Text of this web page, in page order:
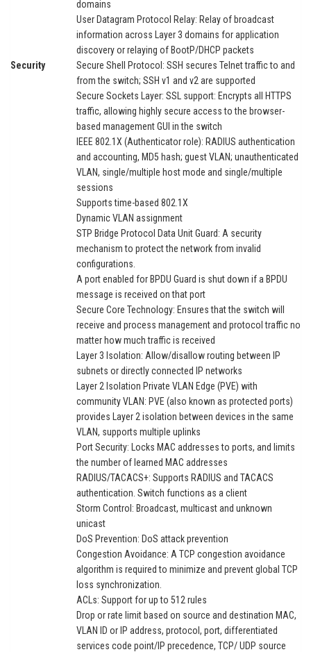
domains
User Datagram Protocol Relay: Relay of broadcast
information across Layer 3 domains for application
discovery or relaying of BootP/DHCP packets
Security
Secure Shell Protocol: SSH secures Telnet traffic to and
from the switch; SSH v1 and v2 are supported
Secure Sockets Layer: SSL support: Encrypts all HTTPS
traffic, allowing highly secure access to the browser-
based management GUI in the switch
IEEE 802.1X (Authenticator role): RADIUS authentication
and accounting, MD5 hash; guest VLAN; unauthenticated
VLAN, single/multiple host mode and single/multiple
sessions
Supports time-based 802.1X
Dynamic VLAN assignment
STP Bridge Protocol Data Unit Guard: A security
mechanism to protect the network from invalid
configurations.
A port enabled for BPDU Guard is shut down if a BPDU
message is received on that port
Secure Core Technology: Ensures that the switch will
receive and process management and protocol traffic no
matter how much traffic is received
Layer 3 Isolation: Allow/disallow routing between IP
subnets or directly connected IP networks
Layer 2 Isolation Private VLAN Edge (PVE) with
community VLAN: PVE (also known as protected ports)
provides Layer 2 isolation between devices in the same
VLAN, supports multiple uplinks
Port Security: Locks MAC addresses to ports, and limits
the number of learned MAC addresses
RADIUS/TACACS+: Supports RADIUS and TACACS
authentication. Switch functions as a client
Storm Control: Broadcast, multicast and unknown
unicast
DoS Prevention: DoS attack prevention
Congestion Avoidance: A TCP congestion avoidance
algorithm is required to minimize and prevent global TCP
loss synchronization.
ACLs: Support for up to 512 rules
Drop or rate limit based on source and destination MAC,
VLAN ID or IP address, protocol, port, differentiated
services code point/IP precedence, TCP/ UDP source